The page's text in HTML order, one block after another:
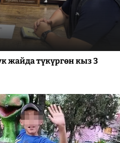
жайда түкүргөн кыз 3